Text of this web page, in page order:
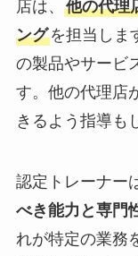
店は、 他の代理
ングを担当しま
の製品やサービ
す。他の代理店
きるよう指導も
認定トレーナー
べき能力と専門
れが特定の業務